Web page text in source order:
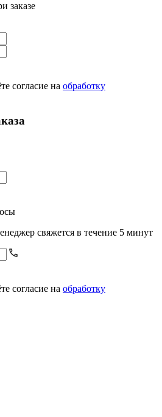
заказе
согласие на обработку
свяжется в течение 5 минут
согласие на обработку